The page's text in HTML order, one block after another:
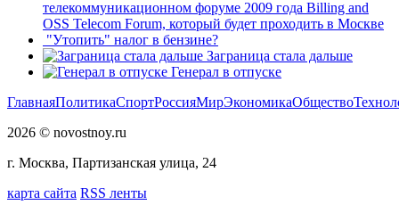
телекоммуникационном форуме 2009 года Billing and
OSS Telecom Forum, который будет проходить в Москве
"Утопить" налог в бензине?
Заграница стала дальше
Генерал в отпуске
ГлавнаяПолитикаСпортРоссияМирЭкономикаОбщество
2026 © novostnoy.ru
г. Москва, Партизанская улица, 24
карта сайта RSS ленты